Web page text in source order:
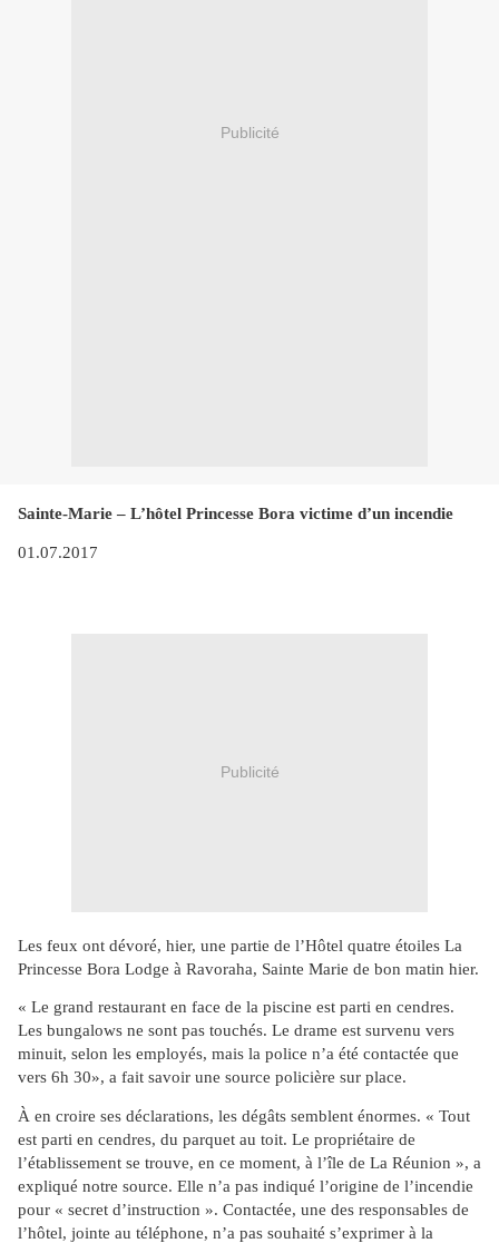
Publicité
Sainte-Marie – L’hôtel Princesse Bora victime d’un incendie
01.07.2017
Publicité
Les feux ont dévoré, hier, une partie de l’Hôtel quatre étoiles La
Princesse Bora Lodge à Ravoraha, Sainte Marie de bon matin hier.
« Le grand restaurant en face de la piscine est parti en cendres.
Les bungalows ne sont pas touchés. Le drame est survenu vers
minuit, selon les employés, mais la police n’a été contactée que
vers 6h 30», a fait savoir une source policière sur place.
À en croire ses déclarations, les dégâts semblent énormes. « Tout
est parti en cendres, du parquet au toit. Le propriétaire de
l’établissement se trouve, en ce moment, à l’île de La Réunion », a
expliqué notre source. Elle n’a pas indiqué l’origine de l’incendie
pour « secret d’instruction ». Contactée, une des responsables de
l’hôtel, jointe au téléphone, n’a pas souhaité s’exprimer à la